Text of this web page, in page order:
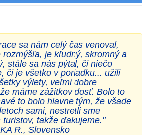
sa nám celý čas venoval,
rozmýšľa, je kľudný, skromný a
stále sa nás pýtal, či niečo
či je všetko v poriadku... užili
výlety, veľmi dobre
máme zážitkov dosť. Bolo to
to bolo hlavne tým, že všade
sami, nestretli sme
turistov, takže ďakujeme."
R., Slovensko